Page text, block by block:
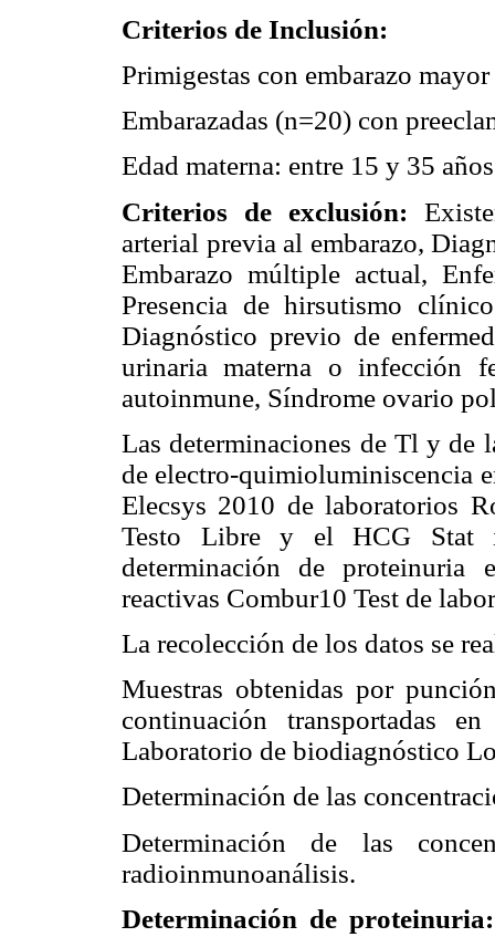
Criterios de Inclusión:
Primigestas con embarazo
Embarazadas (n=20) con
Edad materna: entre 15 y 35
Criterios de exclusión:
arterial previa al embarazo,
Embarazo múltiple actual,
Presencia de hirsutismo
Diagnóstico previo de
urinaria materna o infección
autoinmune, Síndrome ovario
Las determinaciones de Tl y de
de electro-quimioluminiscencia
Elecsys 2010 de laboratorios
Testo Libre y el HCG Stat
determinación de
reactivas Combur10 Test de
La recolección de los datos se
Muestras obtenidas por
continuación transportadas
Laboratorio de biodiagnóstico
Determinación de las
Determinación de las
radioinmunoanálisis.
Determinación de proteinuria: